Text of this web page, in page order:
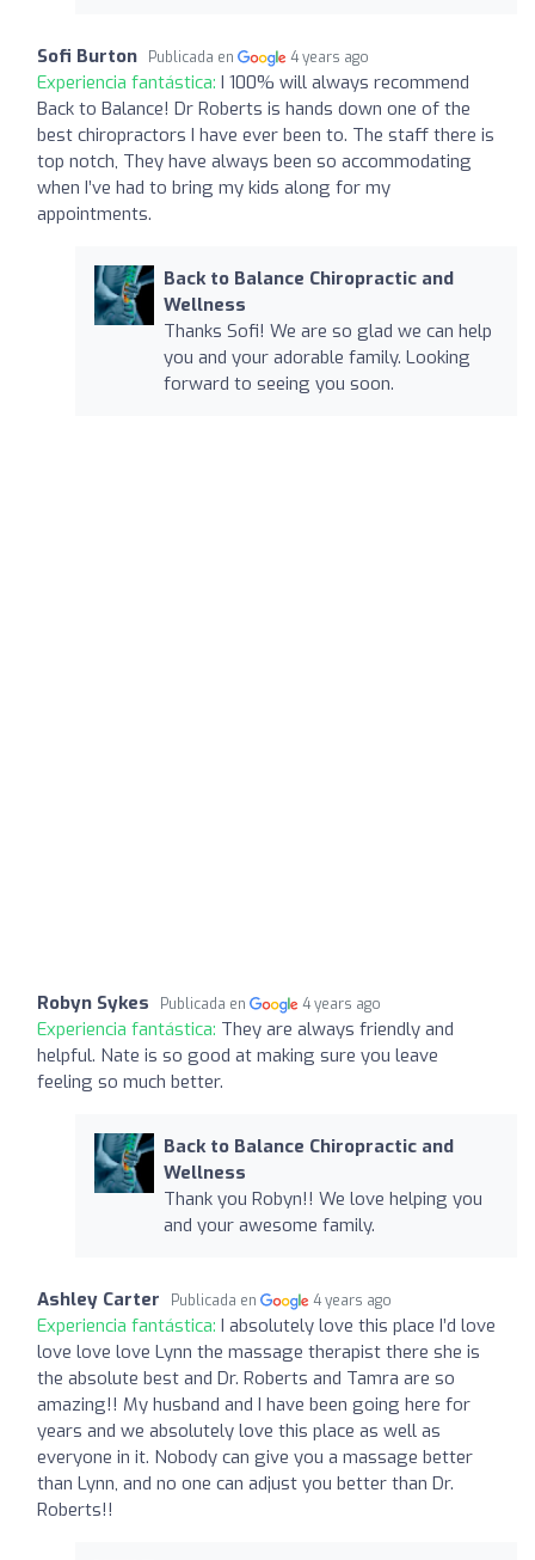
Sofi Burton Publicada en 4 years ago
Experiencia fantástica: I 100% will always recommend
Back to Balance! Dr Roberts is hands down one of the
best chiropractors I have ever been to. The staff there is
top notch, They have always been so accommodating
when I’ve had to bring my kids along for my
appointments.
Back to Balance Chiropractic and
Wellness
Thanks Sofi! We are so glad we can help
you and your adorable family. Looking
forward to seeing you soon.
Robyn Sykes Publicada en 4 years ago
Experiencia fantástica: They are always friendly and
helpful. Nate is so good at making sure you leave
feeling so much better.
Back to Balance Chiropractic and
Wellness
Thank you Robyn!! We love helping you
and your awesome family.
Ashley Carter Publicada en 4 years ago
Experiencia fantástica: I absolutely love this place I’d love
love love love Lynn the massage therapist there she is
the absolute best and Dr. Roberts and Tamra are so
amazing!! My husband and I have been going here for
years and we absolutely love this place as well as
everyone in it. Nobody can give you a massage better
than Lynn, and no one can adjust you better than Dr.
Roberts!!